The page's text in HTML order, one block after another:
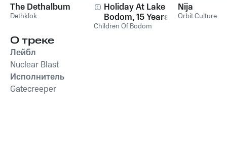
The Dethalbum
Dethklok
Holiday At Lake
Bodom, 15 Years of
Wasted Youth
Children Of Bodom
Nija
Orbit Culture
О треке
Лейбл
Nuclear Blast
Исполнитель
Gatecreeper